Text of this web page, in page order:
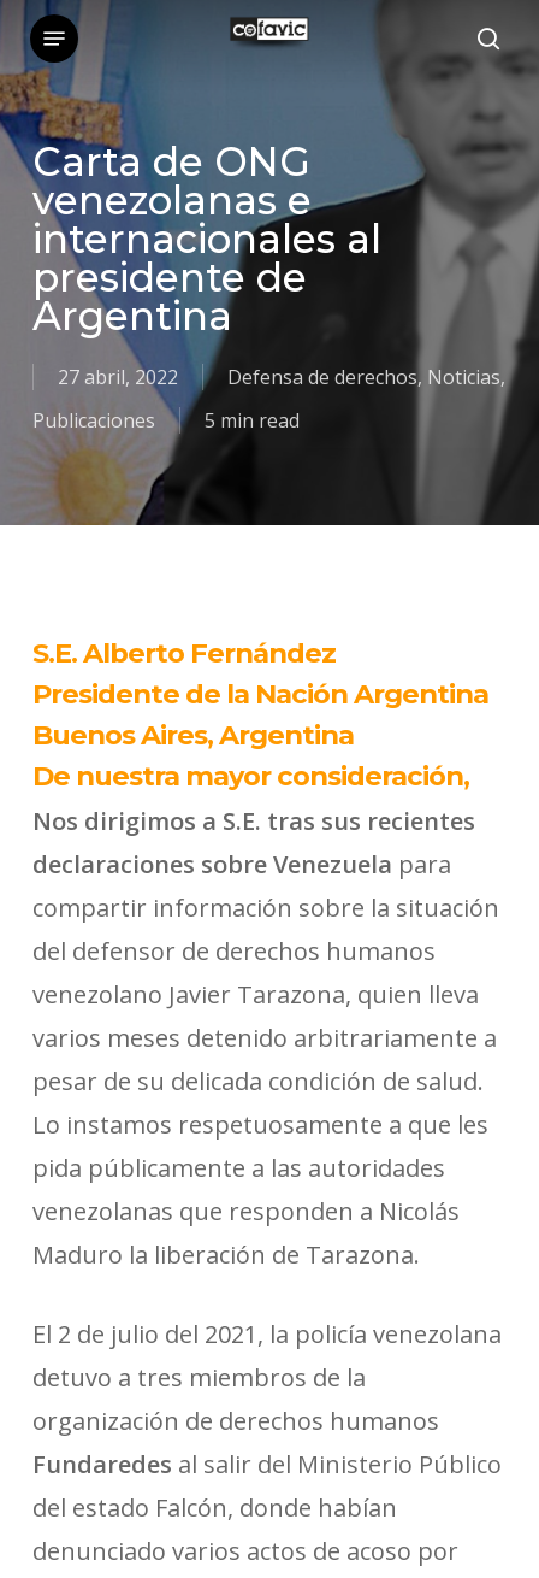
Skip
main
content
Menu
Carta de ONG
venezolanas e
internacionales al
presidente de
Argentina
27 abril, 2022 Defensa de derechos, Noticias,
Publicaciones
5 min read
S.E. Alberto Fernández
Presidente de la Nación Argentina
Buenos Aires, Argentina
De nuestra mayor consideración,
Nos dirigimos a S.E. tras sus recientes
declaraciones sobre Venezuela para
compartir información sobre la situación
del defensor de derechos humanos
venezolano Javier Tarazona, quien lleva
varios meses detenido arbitrariamente a
pesar de su delicada condición de salud.
Lo instamos respetuosamente a que les
pida públicamente a las autoridades
venezolanas que responden a Nicolás
Maduro la liberación de Tarazona.
El 2 de julio del 2021, la policía venezolana
detuvo a tres miembros de la
organización de derechos humanos
Fundaredes al salir del Ministerio Público
del estado Falcón, donde habían
denunciado varios actos de acoso por